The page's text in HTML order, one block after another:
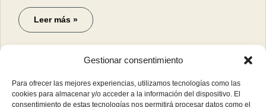
Gestionar consentimiento
Para ofrecer las mejores experiencias, utilizamos tecnologías como las
cookies para almacenar y/o acceder a la información del dispositivo. El
consentimiento de estas tecnologías nos permitirá procesar datos como el
Leer más »